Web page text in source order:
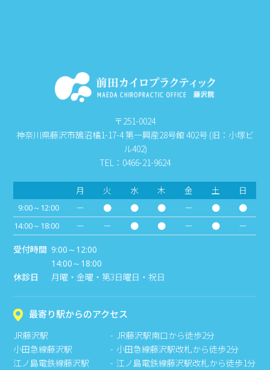
〒251-0024
神奈川県藤沢市鵠沼橘1-17-4 第一興産28号館 402号 (旧：小塚ビ
ル402)
TEL：0466-21-9624
月 火 水 木 金 土 日
9:00～12:00 － ● ● ● － ● ●
14:00～18:00 － － ● ● － ●
－
受付時間 9:00～12:00
14:00～18:00
休診日 月曜・金曜・第3日曜日・祝日
最寄り駅からのアクセス
JR藤沢駅
JR藤沢駅南口から徒歩2分
小田急線藤沢駅
小田急線藤沢駅改札から徒歩2分
江ノ島電鉄線藤沢駅
江ノ島電鉄線藤沢駅改札から徒歩1分